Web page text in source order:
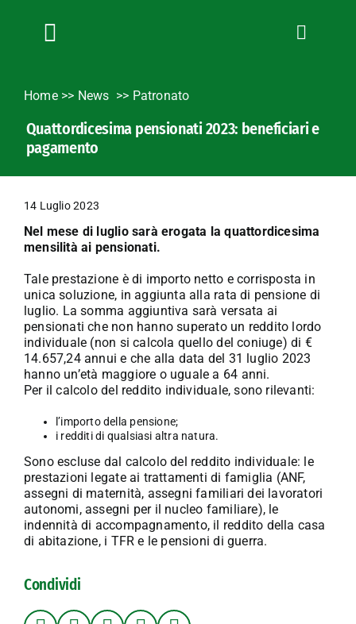
Toggle
News
L’Agricoltore cuneese
Fotogallery
Lavora con noi
Contatti
Home>> News Patronato
Quattordicesima pensionati 2023: beneficiari e
pagamento
14 Luglio 2023
Nel mese di luglio sarà erogata la quattordicesima
mensilità ai pensionati.
Tale prestazione è di importo netto e corrisposta in
unica soluzione, in aggiunta alla rata di pensione di
luglio. La somma aggiuntiva sarà versata ai
pensionati che non hanno superato un reddito lordo
individuale (non si calcola quello del coniuge) di €
14.657,24 annui e che alla data del 31 luglio 2023
hanno un’età maggiore o uguale a 64 anni.
Per il calcolo del reddito individuale, sono rilevanti:
l’importo della pensione;
i redditi di qualsiasi altra natura.
Sono escluse dal calcolo del reddito individuale: le
prestazioni legate ai trattamenti di famiglia (ANF,
assegni di maternità, assegni familiari dei lavoratori
autonomi, assegni per il nucleo familiare), le
indennità di accompagnamento, il reddito della casa
di abitazione, i TFR e le pensioni di guerra.
Condividi